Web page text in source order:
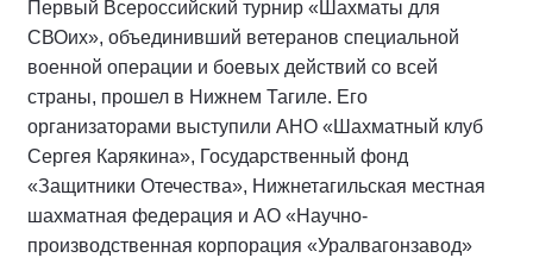
Первый Всероссийский турнир «Шахматы для
СВОих», объединивший ветеранов специальной
военной операции и боевых действий со всей
страны, прошел в Нижнем Тагиле. Его
организаторами выступили АНО «Шахматный клуб
Сергея Карякина», Государственный фонд
«Защитники Отечества», Нижнетагильская местная
шахматная федерация и АО «Научно-
производственная корпорация «Уралвагонзавод»